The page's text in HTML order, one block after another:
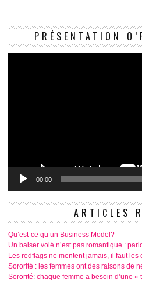
PRÉSENTATION
00:00
ARTICLES
Qu’est-ce qu’un Business Model?
Un baiser volé n’est pas romantique :
Les redflags ne mentent jamais, il faut les
Sororité : les femmes ont des raisons de
Sororité: chaque femme a besoin d’une